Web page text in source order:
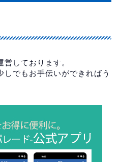
しております。
でもお手伝いができればう